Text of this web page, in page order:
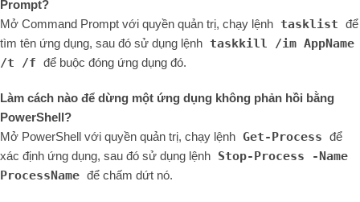
Prompt?
Mở Command Prompt với quyền quản trị, chạy lệnh tasklist để
tìm tên ứng dụng, sau đó sử dụng lệnh taskkill /im AppName
/t /f để buộc đóng ứng dụng đó.
Làm cách nào để dừng một ứng dụng không phản hồi bằng
PowerShell?
Mở PowerShell với quyền quản trị, chạy lệnh Get-Process để
xác định ứng dụng, sau đó sử dụng lệnh Stop-Process -Name
ProcessName để chấm dứt nó.